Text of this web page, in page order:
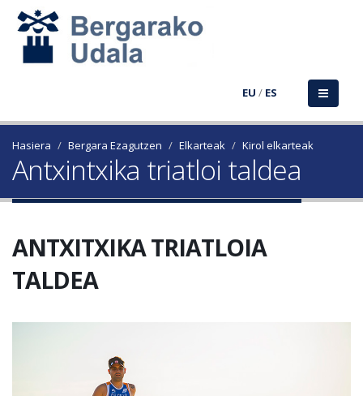
EU / ES
Hasiera Bergara Ezagutzen Elkarteak Kirol elkarteak
Antxintxika triatloi taldea
ANTXITXIKA TRIATLOIA
TALDEA